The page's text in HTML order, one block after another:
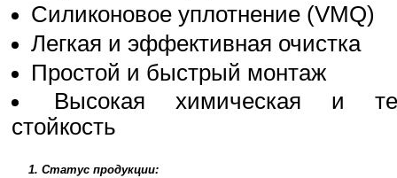
Силиконовое уплотнение (VMQ)
Легкая и эффективная очистка
Простой и быстрый монтаж
Высокая химическая и
стойкость
1. Статус продукции: